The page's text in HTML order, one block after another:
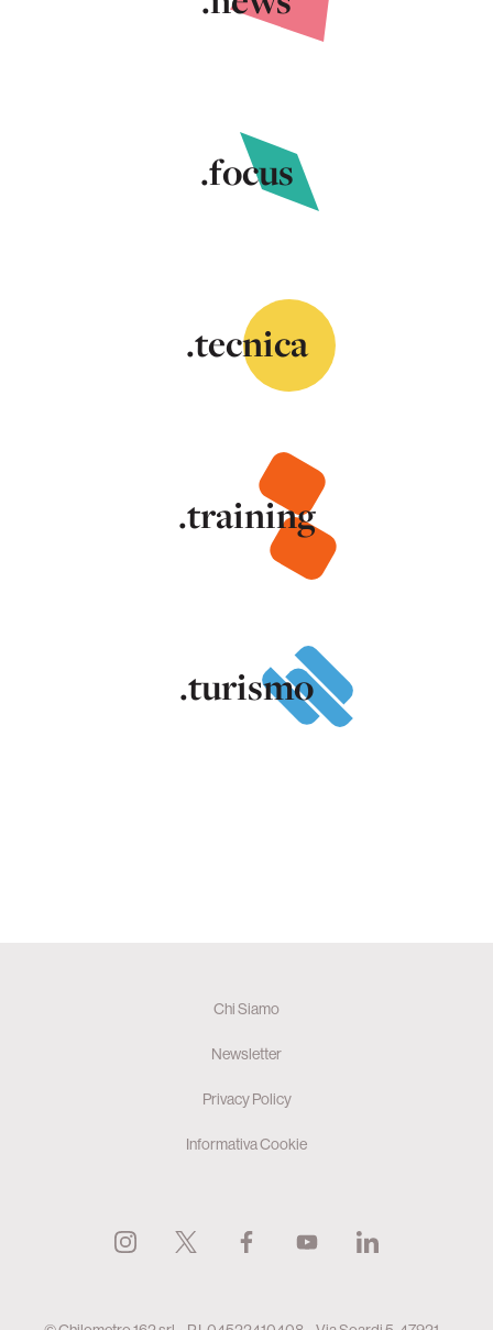
.focus
.tecnica
.training
.turismo
Chi Siamo
Newsletter
Privacy Policy
Informativa Cookie